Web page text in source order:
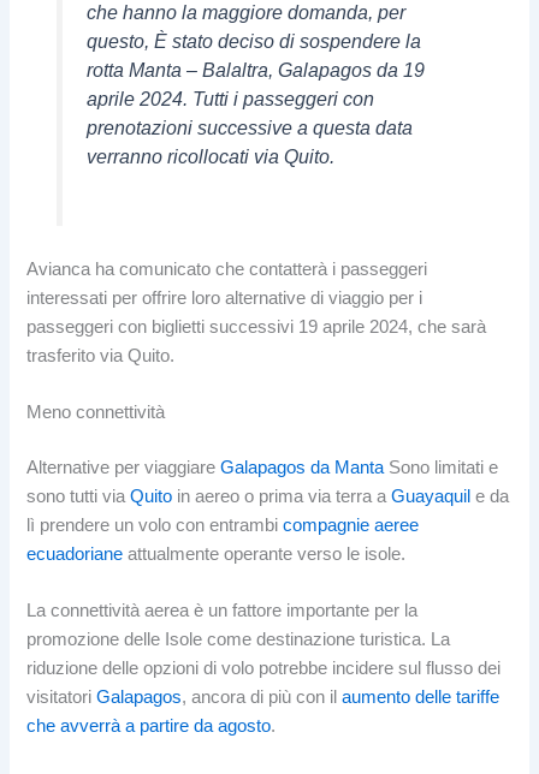
che hanno la maggiore domanda, per
questo, È stato deciso di sospendere la
rotta Manta – Balaltra, Galapagos da 19
aprile 2024. Tutti i passeggeri con
prenotazioni successive a questa data
verranno ricollocati via Quito.
Avianca ha comunicato che contatterà i passeggeri
interessati per offrire loro alternative di viaggio per i
passeggeri con biglietti successivi 19 aprile 2024, che sarà
trasferito via Quito.
Meno connettività
Alternative per viaggiareGalapagos da Manta Sono limitati e
sono tutti viaQuito in aereo o prima via terra aGuayaquil e da
lì prendere un volo con entrambicompagnie aeree
ecuadoriane attualmente operante verso le isole.
La connettività aerea è un fattore importante per la
promozione delle Isole come destinazione turistica. La
riduzione delle opzioni di volo potrebbe incidere sul flusso dei
visitatoriGalapagos, ancora di più con ilaumento delle tariffe
che avverrà a partire da agosto.